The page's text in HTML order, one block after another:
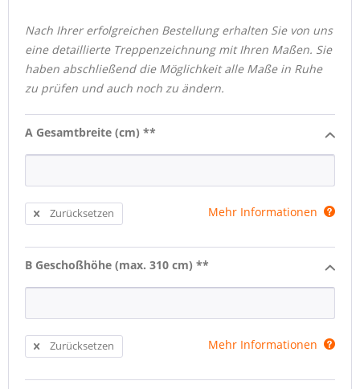
Nach Ihrer erfolgreichen Bestellung erhalten Sie von uns
eine detaillierte Treppenzeichnung mit Ihren Maßen. Sie
haben abschließend die Möglichkeit alle Maße in Ruhe
zu prüfen und auch noch zu ändern.
A Gesamtbreite (cm) **
Zurücksetzen Mehr Informationen
B Geschoßhöhe (max. 310 cm) **
Zurücksetzen Mehr Informationen